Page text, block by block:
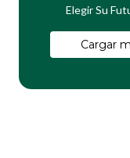
Elegir Su
Cargar